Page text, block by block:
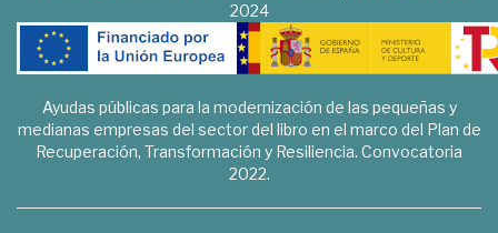
2024
Ayudas públicas para la modernización de las pequeñas y
medianas empresas del sector del libro en el marco del Plan de
Recuperación, Transformación y Resiliencia. Convocatoria
2022.